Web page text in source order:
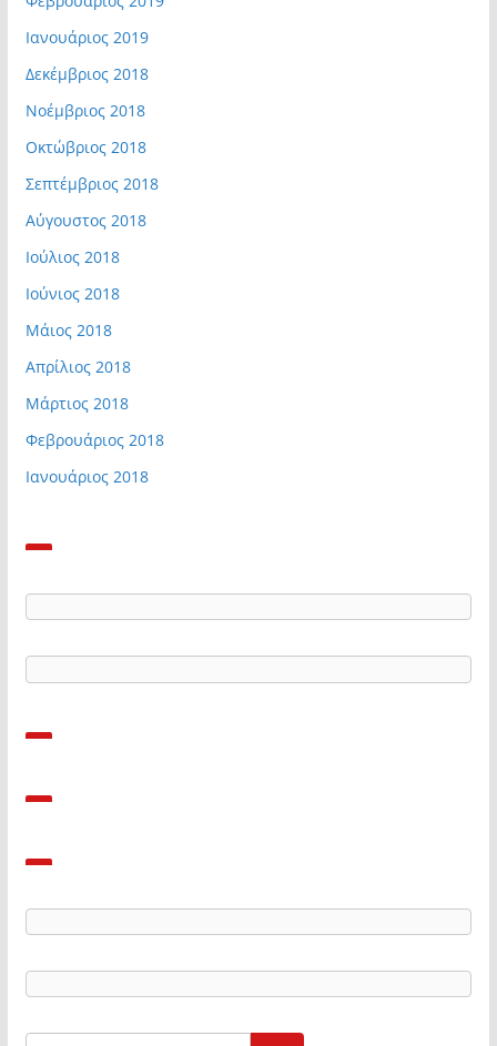
Ιανουάριος 2019
Δεκέμβριος 2018
Νοέμβριος 2018
Οκτώβριος 2018
Σεπτέμβριος 2018
Αύγουστος 2018
Ιούλιος 2018
Ιούνιος 2018
Μάιος 2018
Απρίλιος 2018
Μάρτιος 2018
Φεβρουάριος 2018
Ιανουάριος 2018